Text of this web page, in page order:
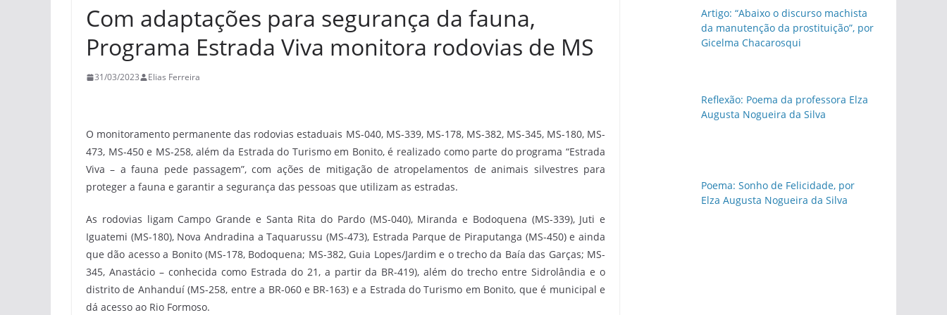
Com adaptações para segurança da fauna,
Programa Estrada Viva monitora rodovias de MS
31/03/2023 Elias Ferreira
O monitoramento permanente das rodovias estaduais MS-040, MS-339, MS-178, MS-382, MS-345, MS-180, MS-
473, MS-450 e MS-258, além da Estrada do Turismo em Bonito, é realizado como parte do programa “Estrada
Viva – a fauna pede passagem”, com ações de mitigação de atropelamentos de animais silvestres para
proteger a fauna e garantir a segurança das pessoas que utilizam as estradas.
As rodovias ligam Campo Grande e Santa Rita do Pardo (MS-040), Miranda e Bodoquena (MS-339), Juti e
Iguatemi (MS-180), Nova Andradina a Taquarussu (MS-473), Estrada Parque de Piraputanga (MS-450) e ainda
que dão acesso a Bonito (MS-178, Bodoquena; MS-382, Guia Lopes/Jardim e o trecho da Baía das Garças; MS-
345, Anastácio – conhecida como Estrada do 21, a partir da BR-419), além do trecho entre Sidrolândia e o
distrito de Anhanduí (MS-258, entre a BR-060 e BR-163) e a Estrada do Turismo em Bonito, que é municipal e
dá acesso ao Rio Formoso.
Artigo: “Abaixo o discurso machista
da manutenção da prostituição”, por
Gicelma Chacarosqui
Reflexão: Poema da professora Elza
Augusta Nogueira da Silva
Poema: Sonho de Felicidade, por
Elza Augusta Nogueira da Silva